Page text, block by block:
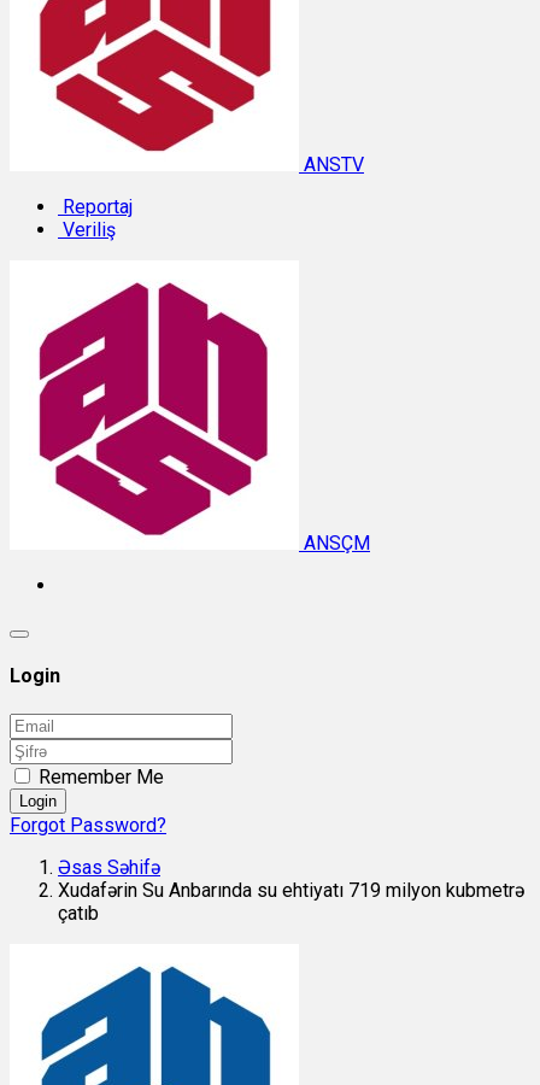
ANSTV
Reportaj
Veriliş
ANSÇM
Login
Remember Me
Login
Forgot Password?
Əsas Səhifə
Xudafərin Su Anbarında su ehtiyatı 719 milyon kubmetrə
çatıb